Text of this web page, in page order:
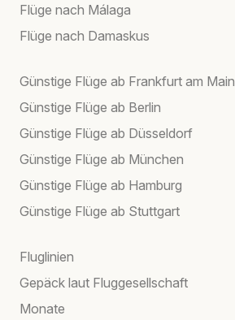
Flüge nach Málaga
Flüge nach Damaskus
Günstige Flüge ab Frankfurt am Main
Günstige Flüge ab Berlin
Günstige Flüge ab Düsseldorf
Günstige Flüge ab München
Günstige Flüge ab Hamburg
Günstige Flüge ab Stuttgart
Fluglinien
Gepäck laut Fluggesellschaft
Monate